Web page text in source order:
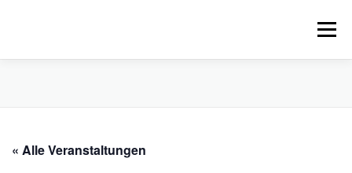
Menü
VERLEIH, TOUREN UND SUP
« Alle Veranstaltungen